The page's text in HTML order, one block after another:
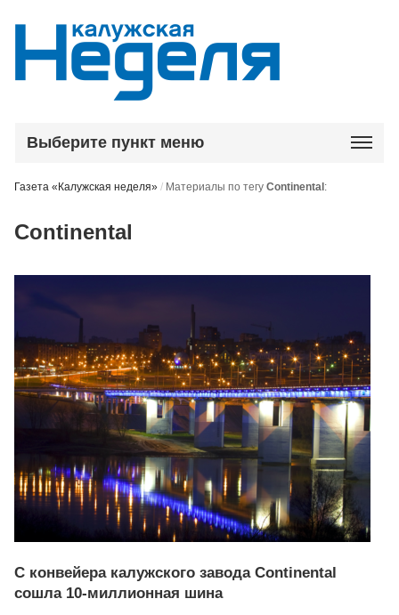
Выберите пункт меню
Газета «Калужская неделя» / Материалы по тегуContinental :
Continental
С конвейера калужского завода Continental
сошла 10-миллионная шина